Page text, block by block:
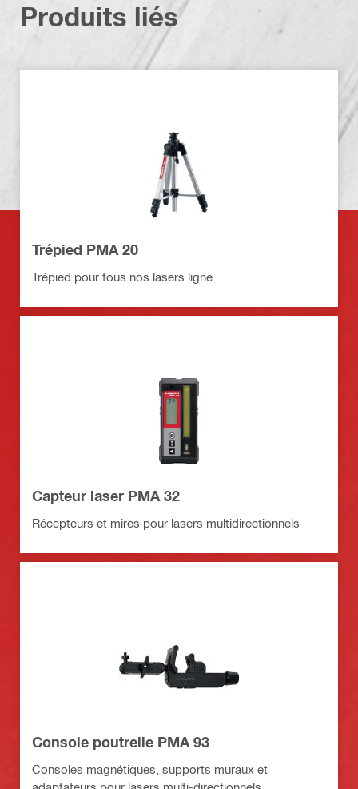
Produits liés
Trépied PMA 20
Trépied pour tous nos lasers ligne
Capteur laser PMA 32
Récepteurs et mires pour lasers multidirectionnels
Console poutrelle PMA 93
Consoles magnétiques, supports muraux et